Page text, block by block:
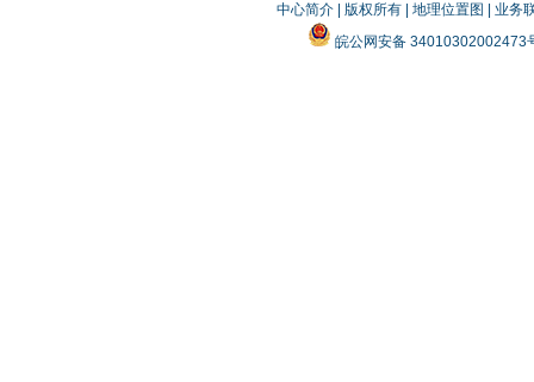
中心简介| 版权所有| 地理位置图
业务
皖公网安备 34010302002473